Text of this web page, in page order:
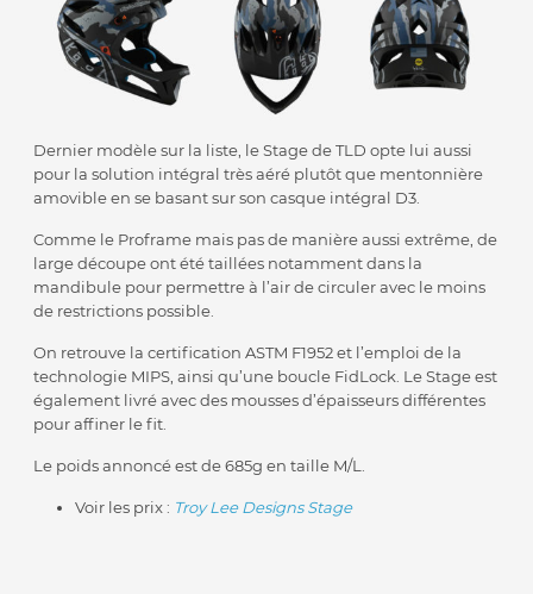
Dernier modèle sur la liste, le Stage de TLD opte lui aussi
pour la solution intégral très aéré plutôt que mentonnière
amovible en se basant sur son casque intégral D3.
Comme le Proframe mais pas de manière aussi extrême, de
large découpe ont été taillées notamment dans la
mandibule pour permettre à l’air de circuler avec le moins
de restrictions possible.
On retrouve la certification ASTM F1952 et l’emploi de la
technologie MIPS, ainsi qu’une boucle FidLock. Le Stage est
également livré avec des mousses d’épaisseurs différentes
pour affiner le fit.
Le poids annoncé est de 685g en taille M/L.
Voir les prix : Troy Lee Designs Stage